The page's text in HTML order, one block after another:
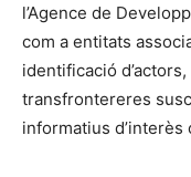
l’Agence de
com a entitats
identificació
transfrontereres
informatius d’interès